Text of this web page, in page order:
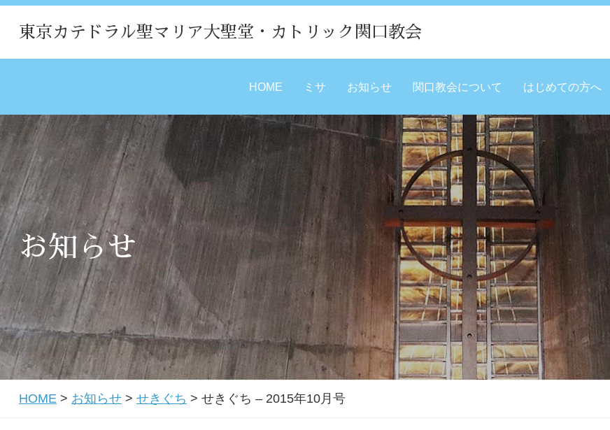
東京カテドラル聖マリア大聖堂・カトリック関口教会
HOME ミサ お知らせ 関口教会について はじめての方へ
お知らせ
HOME > お知らせ > せきぐち > せきぐち – 2015年10月号